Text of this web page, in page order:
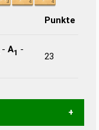
Punkte
- A1 -
23